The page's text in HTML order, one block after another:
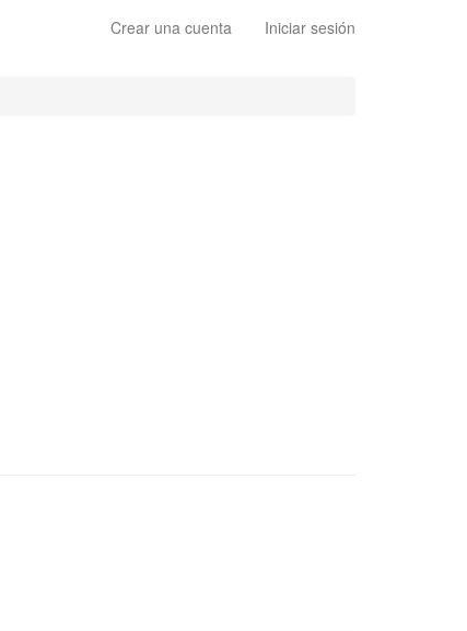
Crear una cuenta Iniciar sesión